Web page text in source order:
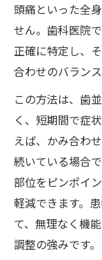
頭痛といった全
せん。歯科医院
正確に特定し、
合わせのバランス
この方法は、歯
く、短期間で症
えば、かみ合わ
続いている場合
部位をピンポイ
軽減できます。
て、無理なく機
調整の強みです。